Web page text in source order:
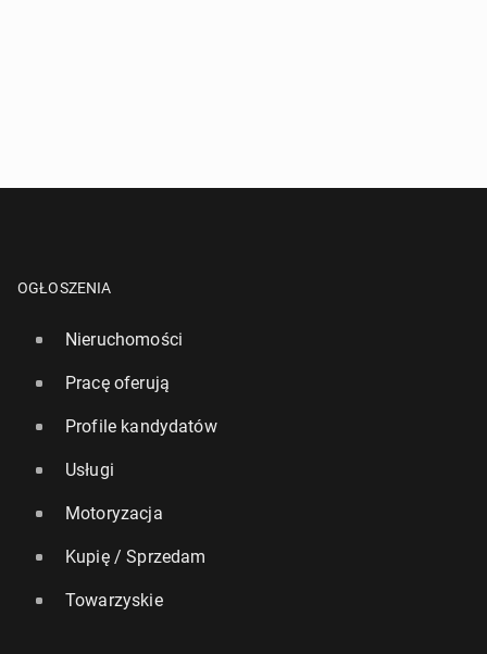
OGŁOSZENIA
Nieruchomości
Pracę oferują
Profile kandydatów
Usługi
Motoryzacja
Kupię / Sprzedam
Towarzyskie